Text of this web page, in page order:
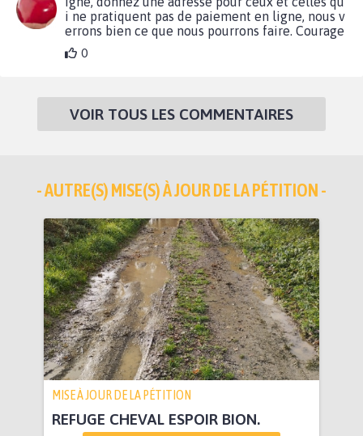
i ne pratiquent pas de paiement en ligne, nous v
errons bien ce que nous pourrons faire. Courage
0
VOIR TOUS LES COMMENTAIRES
- AUTRE(S) MISE(S) À JOUR DE LA PÉTITION -
MISE À JOUR DE LA PÉTITION
REFUGE CHEVAL ESPOIR BION.